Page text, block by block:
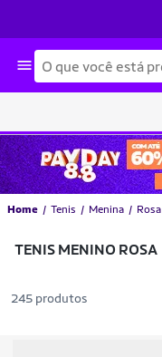
Busca
Home Tenis Menina Rosa
TENIS MENINO ROSA
245 produtos